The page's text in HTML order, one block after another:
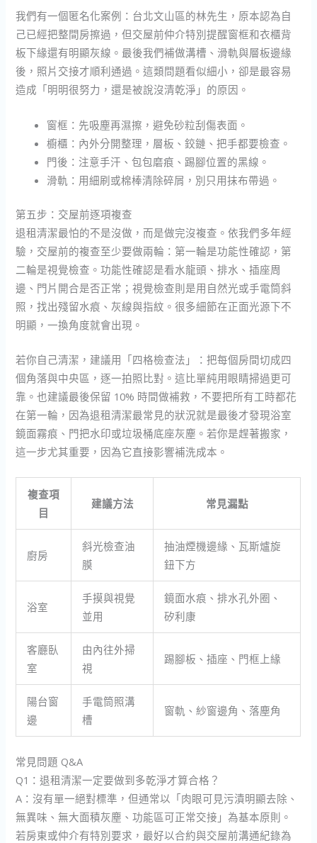
我們有一個匿名化案例：台北文山區的林先生，原本認為自
己已經把整間房擦過，但交屋前仲介特別提醒窗框和衣櫃背
板下緣還有明顯灰線。最後我們補做溝槽、滑軌與層板邊緣
後，照片交接才順利通過。這類問題看似細小，卻是最容易
造成「明明很努力，還是被說沒清乾淨」的原因。
窗框：先吸塵再濕擦，避免砂粒刮傷表面。
櫥櫃：內外分開整理，層板、鉸鏈、把手都要檢查。
門後：注意手汗、包包磨痕、踢腳位置的黑線。
滑軌：用細刷或棉棒清除碎屑，別只用抹布帶過。
第五步：交屋前逐項複查
退租清潔最怕的不是沒做，而是做完沒複查。依我們多年經
驗，交屋前的複查至少要做兩輪：第一輪是功能性確認，第
二輪是視覺檢查。功能性確認是看水龍頭、排水、插座周
邊、門片開合是否正常；視覺檢查則是用自然光或手電筒斜
照，找出殘留水痕、灰線與指紋。很多細節在正面光源下不
明顯，一換角度就會出現。
若你自己清潔，建議用「四格檢查法」：把每個房間切成四
個角落與中央區，逐一拍照比對。這比單純用眼睛掃過更可
靠。也建議最後保留 10% 時間做補救，不要把所有工時都花
在第一輪，因為退租清潔最常見的狀況就是最後才發現浴室
鏡面霧痕、門把水印或垃圾桶底座灰塵。若你是趕著搬家，
這一步尤其重要，因為它直接影響補洗成本。
複查項
目
建議方法 常見漏點
廚房
斜光檢查油
膜
抽油煙機邊緣、瓦斯爐旋
鈕下方
浴室
手摸與視覺
並用
鏡面水痕、排水孔外圈、
矽利康
客廳臥
室
由內往外掃
視
踢腳板、插座、門框上緣
陽台窗
邊
手電筒照溝
槽
窗軌、紗窗邊角、落塵角
常見問題 Q&A
Q1：退租清潔一定要做到多乾淨才算合格？
A：沒有單一絕對標準，但通常以「肉眼可見污漬明顯去除、
無異味、無大面積灰塵、功能區可正常交接」為基本原則。
若房東或仲介有特別要求，最好以合約與交屋前溝通紀錄為